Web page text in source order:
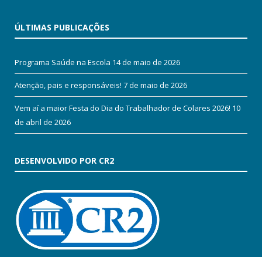
ÚLTIMAS PUBLICAÇÕES
Programa Saúde na Escola 14 de maio de 2026
Atenção, pais e responsáveis! 7 de maio de 2026
Vem aí a maior Festa do Dia do Trabalhador de Colares 2026! 10
de abril de 2026
DESENVOLVIDO POR CR2